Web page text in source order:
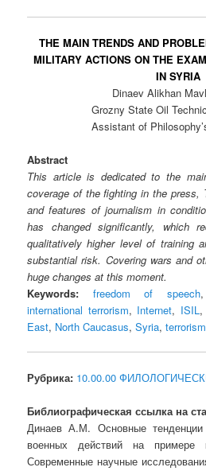
THE MAIN TRENDS AND
MILITARY ACTIONS ON THE
IN SYRIA
Dinaev Alikhan
Grozny State Oil
Assistant of
Abstract
This article is dedicated to the
coverage of the fighting in the press,
and features of journalism in
has changed significantly, which
qualitatively higher level of training
substantial risk. Covering wars and
huge changes at this moment.
Keywords:
freedom of speech
international terrorism, Internet, ISIL,
East, North Caucasus,Syria,terrorism
Рубрика: 10.00.00
Библиографическая ссылка на
Динаев А.М. Основные
военных действий на
Современные научные